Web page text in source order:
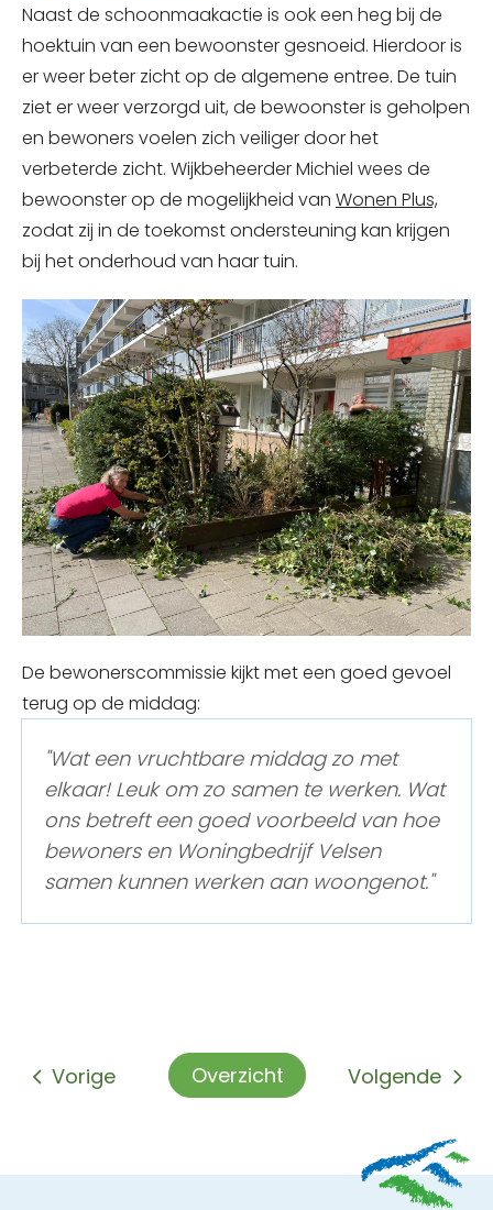
Naast de schoonmaakactie is ook een heg bij de
hoektuin van een bewoonster gesnoeid. Hierdoor is
er weer beter zicht op de algemene entree. De tuin
ziet er weer verzorgd uit, de bewoonster is geholpen
en bewoners voelen zich veiliger door het
verbeterde zicht. Wijkbeheerder Michiel wees de
bewoonster op de mogelijkheid van Wonen Plus,
zodat zij in de toekomst ondersteuning kan krijgen
bij het onderhoud van haar tuin.
De bewonerscommissie kijkt met een goed gevoel
terug op de middag:
"Wat een vruchtbare middag zo met
elkaar! Leuk om zo samen te werken. Wat
ons betreft een goed voorbeeld van hoe
bewoners en Woningbedrijf Velsen
samen kunnen werken aan woongenot."
Volgende
Overzicht
Vorige